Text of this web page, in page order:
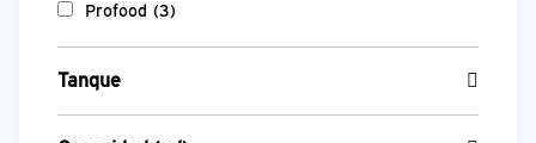
Profood (3)
Tanque